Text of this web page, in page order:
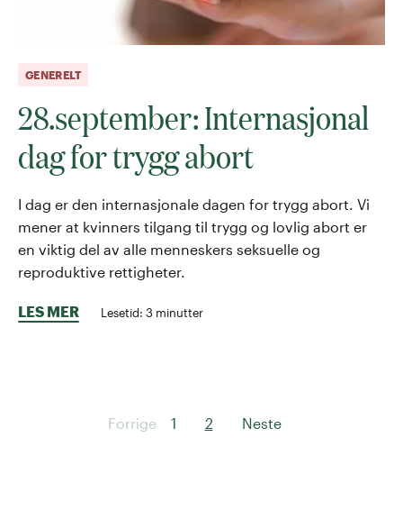
GENERELT
28.september: Internasjonal
dag for trygg abort
I dag er den internasjonale dagen for trygg abort. Vi
mener at kvinners tilgang til trygg og lovlig abort er
en viktig del av alle menneskers seksuelle og
reproduktive rettigheter.
LES MER Lesetid: 3 minutter
Forrige 1 2 Neste